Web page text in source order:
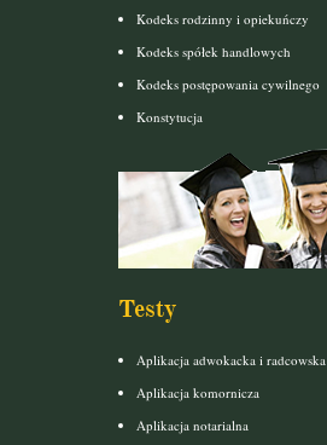
Kodeks rodzinny i opiekuńczy
Kodeks spółek handlowych
Kodeks postępowania cywilnego
Konstytucja
Testy
Aplikacja adwokacka i radcowska
Aplikacja komornicza
Aplikacja notarialna